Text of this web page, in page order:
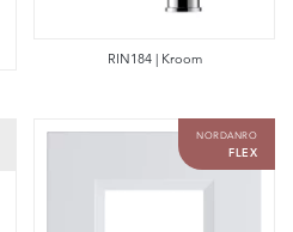
RIN184 | Kroom
NORDANRO
FLEX